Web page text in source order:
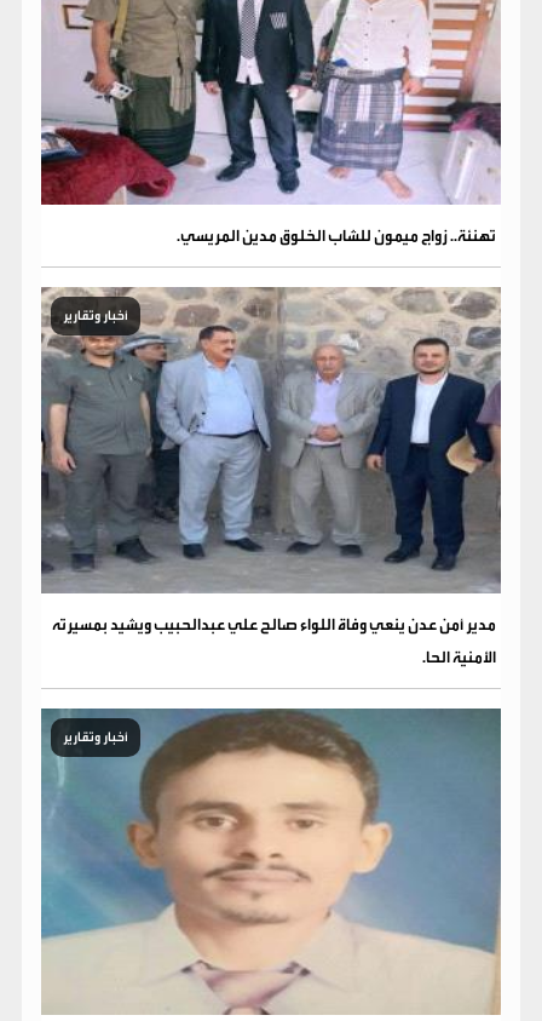
تهنئة.. زواج ميمون للشاب الخلوق مدين المريسي.
أخبار وتقارير
مدير أمن عدن ينعي وفاة اللواء صالح علي عبدالحبيب ويشيد بمسيرته
الأمنية الحا.
أخبار وتقارير